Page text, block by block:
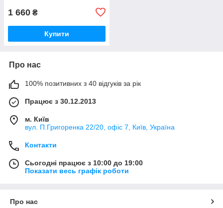
1 660 ₴
Купити
Про нас
100% позитивних з 40 відгуків за рік
Працює з 30.12.2013
м. Київ
вул. П.Григоренка 22/20, офіс 7, Київ, Україна
Контакти
Сьогодні працює з 10:00 до 19:00
Показати весь графік роботи
Про нас